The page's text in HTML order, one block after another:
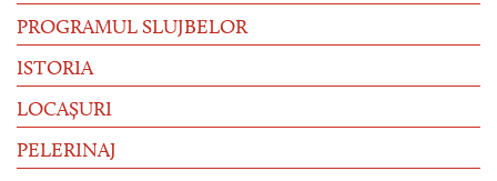
PROGRAMUL SLUJBELOR
ISTORIA
LOCAȘURI
PELERINAJ